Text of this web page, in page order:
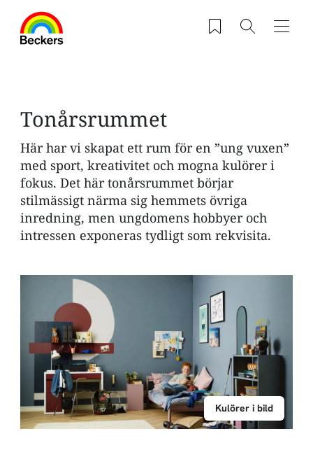
Sparade produkter
Sök
Tonårsrummet
Här har vi skapat ett rum för en ”ung vuxen”
med sport, kreativitet och mogna kulörer i
fokus. Det här tonårsrummet börjar
stilmässigt närma sig hemmets övriga
inredning, men ungdomens hobbyer och
intressen exponeras tydligt som rekvisita.
Kulörer i bild